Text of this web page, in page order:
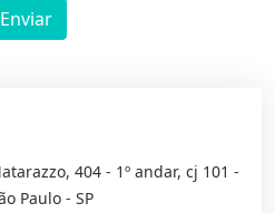
Enviar
404 - 1º andar, cj 101 -
Paulo - SP